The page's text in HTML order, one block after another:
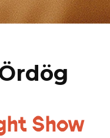
Show